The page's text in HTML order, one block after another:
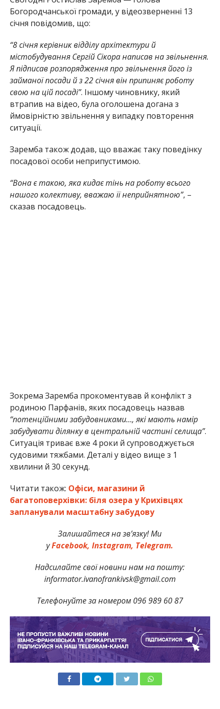
Богородчанської громади, у відеозверненні 13
січня повідомив, що:
“8 січня керівник відділу архітектури й
містобудування Сергій Сікора написав на звільнення.
Я підписав розпорядження про звільнення його із
займаної посади й з 22 січня він припиняє роботу
свою на цій посаді”. Іншому чиновнику, який
втрапив на відео, була оголошена догана з
ймовірністю звільнення у випадку повторення
ситуації.
Заремба також додав, що вважає таку поведінку
посадової особи неприпустимою.
“Вона є такою, яка кидає тінь на роботу всього
нашого колективу, вважаю її неприйнятною”, –
сказав посадовець.
Зокрема Заремба прокоментував й конфлікт з
родиною Парфанів, яких посадовець назвав
“потенційними забудовниками…, які мають намір
забудувати ділянку в центральній частині селища”.
Ситуація триває вже 4 роки й супроводжується
судовими тяжбами. Деталі у відео вище з 1
хвилини й 30 секунд.
Читати також: Офіси, магазини й
багатоповерхівки: біля озера у Крихівцях
запланували масштабну забудову
Залишайтеся на зв’язку! Ми
уFacebook, Instagram, Telegram.
Надсилайте свої новини нам на пошту:
informator.ivanofrankivsk@gmail.com
Телефонуйте за номером 096 989 60 87